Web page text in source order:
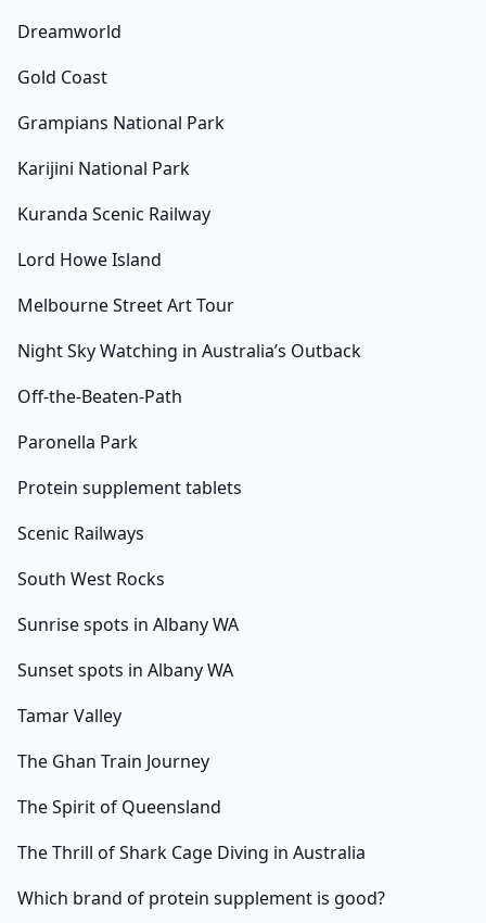
Dreamworld
Gold Coast
Grampians National Park
Karijini National Park
Kuranda Scenic Railway
Lord Howe Island
Melbourne Street Art Tour
Night Sky Watching in Australia’s Outback
Off-the-Beaten-Path
Paronella Park
Protein supplement tablets
Scenic Railways
South West Rocks
Sunrise spots in Albany WA
Sunset spots in Albany WA
Tamar Valley
The Ghan Train Journey
The Spirit of Queensland
The Thrill of Shark Cage Diving in Australia
Which brand of protein supplement is good?